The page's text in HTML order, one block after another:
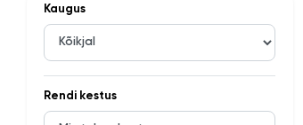
Kaugus
Rendi kestus